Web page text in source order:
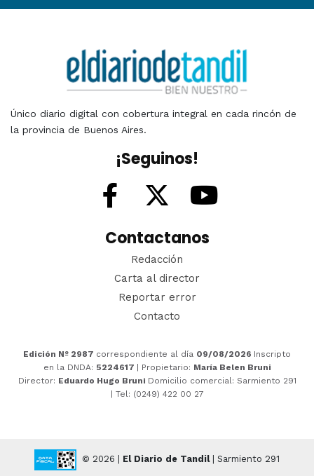
Único diario digital con cobertura integral en cada rincón de
la provincia de Buenos Aires.
¡Seguinos!
Contactanos
Redacción
Carta al director
Reportar error
Contacto
Edición Nº 2987 correspondiente al día 09/08/2026 Inscripto
en la DNDA: 5224617 | Propietario: María Belen Bruni
Director: Eduardo Hugo Bruni Domicilio comercial: Sarmiento 291
| Tel: (0249) 422 00 27
© 2026 | El Diario de Tandil| Sarmiento 291